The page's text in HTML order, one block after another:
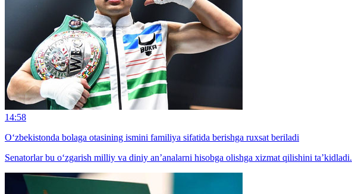
14:58
O‘zbekistonda bolaga otasining ismini familiya sifatida berishga ruxsat beriladi
Senatorlar bu o‘zgarish milliy va diniy an’analarni hisobga olishga xizmat qilishini ta’kidladi.